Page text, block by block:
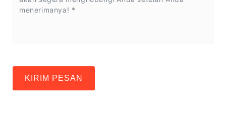
KIRIM PESAN